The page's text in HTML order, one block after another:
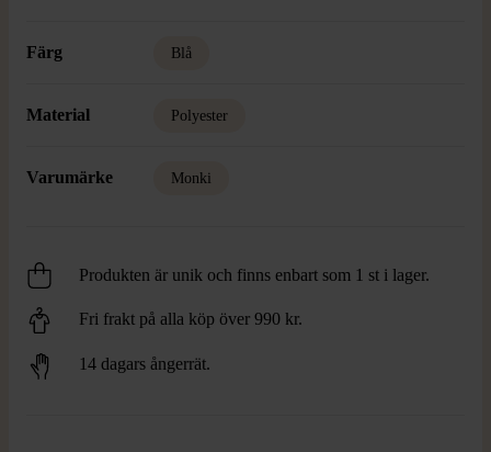
Färg Blå
Material Polyester
Varumärke Monki
Produkten är unik och finns enbart som 1 st i lager.
Fri frakt på alla köp över 990 kr.
14 dagars ångerrät.